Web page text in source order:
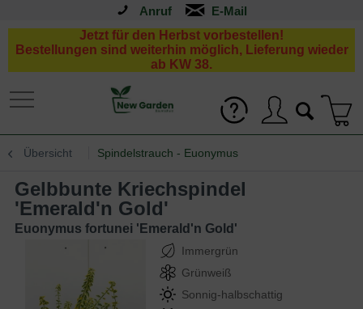
Anruf
Jetzt für den Herbst vorbestellen!
Bestellungen sind weiterhin möglich, Lieferung wieder
ab KW 38.
Übersicht Spindelstrauch - Euonymus
Gelbbunte Kriechspindel
'Emerald'n Gold'
Euonymus fortunei 'Emerald'n Gold'
Immergrün
Grünweiß
Sonnig-halbschattig